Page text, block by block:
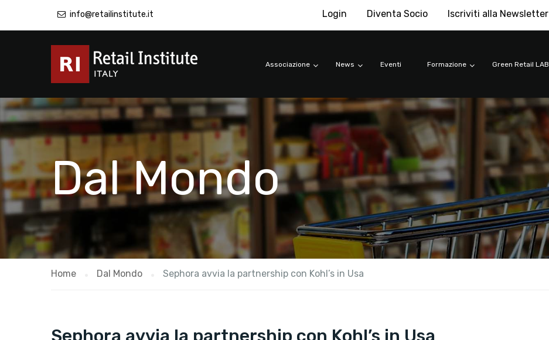
info@retailinstitute.it Login Diventa Socio Iscriviti alla Newsletter
Associazione News Eventi Formazione Green Retail LAB
Dal Mondo
Home Dal Mondo Sephora avvia la partnership con Kohl’s in Usa